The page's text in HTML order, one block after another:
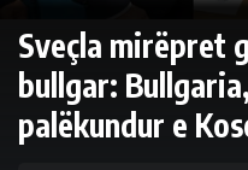
Sveçla mirëpret
bullgar:
palëkundur e